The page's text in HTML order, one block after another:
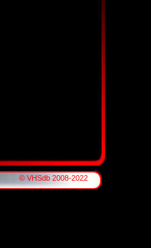
© VHSdb 2008-2022